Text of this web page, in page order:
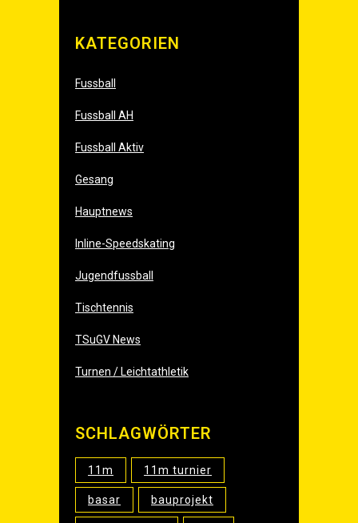
KATE­GO­RIEN
Fussball
Fussball AH
Fussball Aktiv
Gesang
Hauptnews
Inline-Speedskating
Jugendfussball
Tischtennis
TSuGV News
Turnen / Leichtathletik
SCHLAG­WÖR­TER
11m 11m turnier
basar bauprojekt